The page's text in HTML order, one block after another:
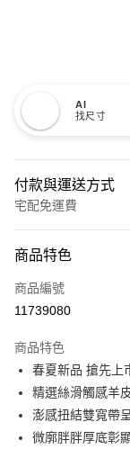
AI
找尺寸
付款與運送方式
宅配免運費
信用卡一次付款
信用卡分期付款
合作金庫商業銀行
華南商業銀行
上海商業儲蓄銀行
國泰世華商業銀行
臺灣中小企業銀行
6 期 0 利率 每期
華南商業銀行
上海商業儲蓄銀行
國泰世華商業銀行
12 期 0 利率 每
合作金庫商業銀行
上海商業儲蓄銀行
LINE Pay
Apple Pay
商品特色
商品編號
11739080
商品特色
春夏新品 搶先上
精選絲滑觸感羊
澎感扭結雙寬帶
微廓胖胖厚底彰